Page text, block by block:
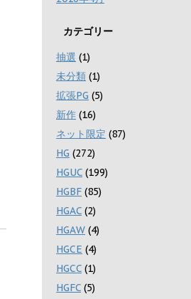
カテゴリー
抽選 (1)
未分類 (1)
拡張PG (5)
新作 (16)
ネット限定 (87)
HG (272)
HGUC (199)
HGBF (85)
HGAC (2)
HGAW (4)
HGCE (4)
HGCC (1)
HGFC (5)